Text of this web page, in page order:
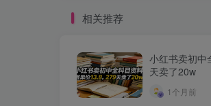
相关推荐
小红书卖初中
天卖了20w
1个月前